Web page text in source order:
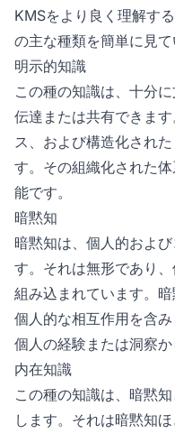
KMSをより良く理解す
の主な種類を簡単に見て
明示的知識
この種の知識は、十分
伝達または共有できま
ス、および構造化され
す。その組織化された
能です。
暗黙知
暗黙知は、個人的およ
す。それは無形であり
組み込まれています。
個人的な相互作用を含
個人の経験または洞察か
内在知識
この種の知識は、暗黙
します。それは暗黙知